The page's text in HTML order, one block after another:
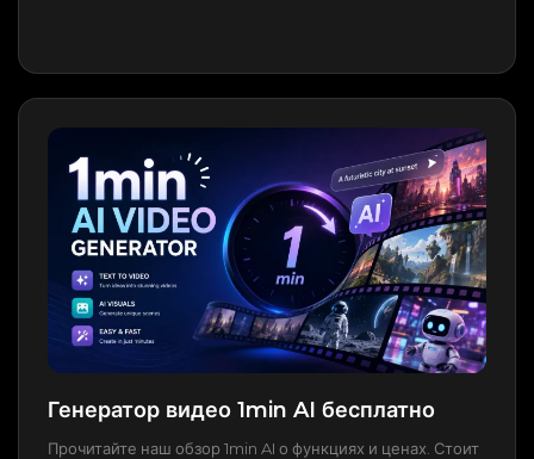
Генератор видео 1min AI бесплатно
Прочитайте наш обзор 1min AI о функциях и ценах. Стоит